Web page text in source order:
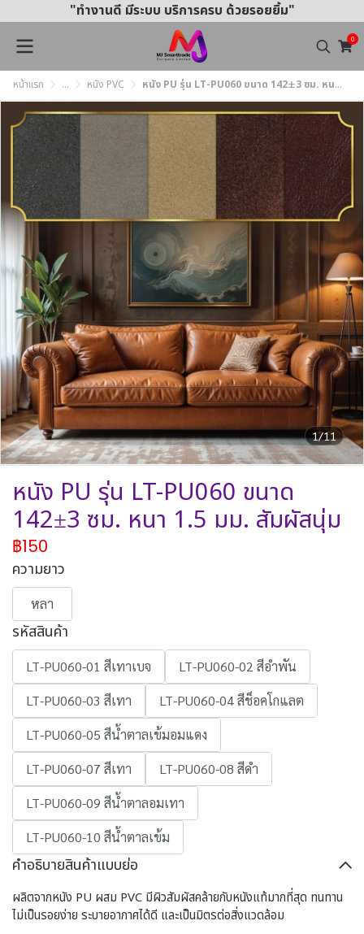
"ทำงานดี มีระบบ บริการครบ ด้วยรอยยิ้ม"
0
หน้าแรก ... หนัง PVC หนัง PU รุ่น LT-PU060 ขนาด 142±3 ซม. หนา 1.5 มม. สัมผัสนุ่ม
1/11
หนัง PU รุ่น LT-PU060 ขนาด
142±3 ซม. หนา 1.5 มม. สัมผัสนุ่ม
฿150
ความยาว
หลา
รหัสสินค้า
LT-PU060-01 สีเทาเบจ
LT-PU060-02 สีอำพัน
LT-PU060-03 สีเทา
LT-PU060-04 สีช็อคโกแลต
LT-PU060-05 สีน้ำตาลเข้มอมแดง
LT-PU060-07 สีเทา
LT-PU060-08 สีดำ
LT-PU060-09 สีน้ำตาลอมเทา
LT-PU060-10 สีน้ำตาลเข้ม
คำอธิบายสินค้าแบบย่อ
ผลิตจากหนัง PU ผสม PVC มีผิวสัมผัสคล้ายกับหนังแท้มากที่สุด ทนทาน
ไม่เป็นรอยง่าย ระบายอากาศได้ดี และเป็นมิตรต่อสิ่งแวดล้อม